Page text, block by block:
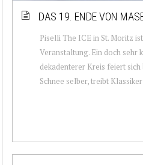
DAS 19. ENDE VON
Piselli The ICE in St. Moritz
Veranstaltung. Ein doch sehr
dekadenterer Kreis feiert
Schnee selber, treibt